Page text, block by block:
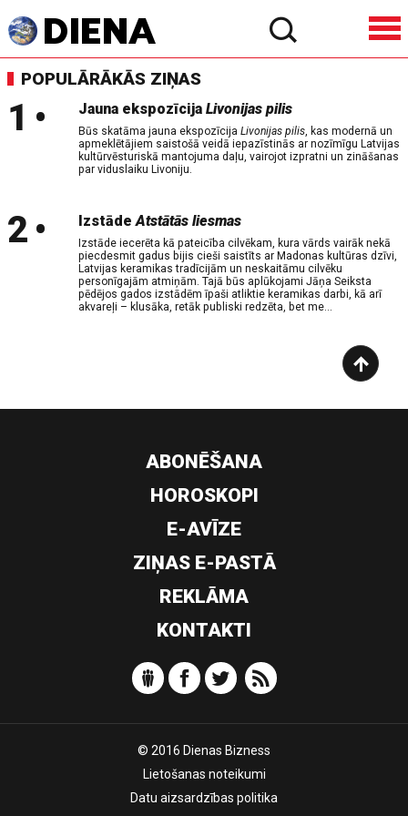
POPULĀRĀKĀS ZIŅAS
1 • Jauna ekspozīcija Livonijas pilis
Būs skatāma jauna ekspozīcija Livonijas pilis, kas modernā un
apmeklētājiem saistošā veidā iepazīstinās ar nozīmīgu Latvijas
kultūrvēsturiskā mantojuma daļu, vairojot izpratni un zināšanas
par viduslaiku Livoniju.
2 • IzstādeAtstātās liesmas
Izstāde iecerēta kā pateicība cilvēkam, kura vārds vairāk nekā
piecdesmit gadus bijis cieši saistīts ar Madonas kultūras dzīvi,
Latvijas keramikas tradīcijām un neskaitāmu cilvēku
personīgajām atmiņām. Tajā būs aplūkojami Jāņa Seiksta
pēdējos gados izstādēm īpaši atliktie keramikas darbi, kā arī
akvareļi – klusāka, retāk publiski redzēta, bet me...
ABONĒŠANA
HOROSKOPI
E-AVĪZE
ZIŅAS E-PASTĀ
REKLĀMA
KONTAKTI
© 2016 Dienas Bizness
Lietošanas noteikumi
Datu aizsardzības politika